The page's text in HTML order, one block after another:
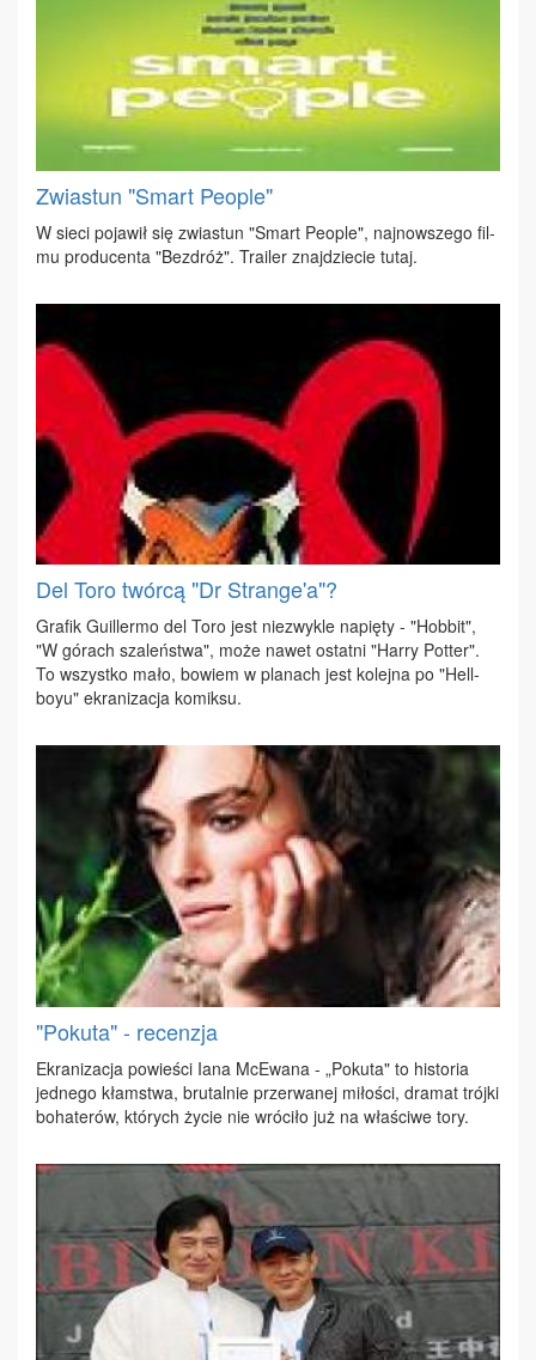
Zwiastun "Smart People"
W sie­ci po­ja­wił się zwia­stun "Smart Pe­ople", naj­now­sze­go fil­
mu pro­du­cen­ta "Bez­dróż". Tra­iler znaj­dzie­cie tu­taj.
Del Toro twórcą "Dr Strange'a"?
Gra­fik Gu­il­ler­mo del To­ro jest nie­zwy­kle na­pię­ty - "Hob­bit",
"W gó­rach sza­leń­stwa", mo­że na­wet ostat­ni "Har­ry Pot­ter".
To wszyst­ko ma­ło, bo­wiem w pla­nach jest ko­lej­na po "Hel­l­
boyu" ekra­ni­za­cja ko­mik­su.
"Pokuta" - recenzja
Ekra­ni­za­cja po­wie­ści Ia­na McE­wa­na - „Po­ku­ta" to hi­sto­ria
jed­ne­go kłam­stwa, bru­tal­nie prze­rwa­nej mi­ło­ści, dra­mat trój­ki
bo­ha­te­rów, któ­rych ży­cie nie wró­ci­ło już na wła­ści­we to­ry.